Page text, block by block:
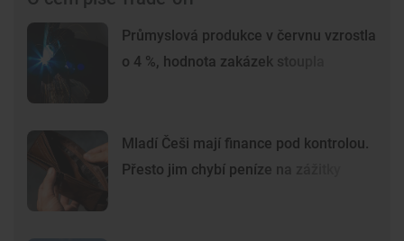
Průmyslová produkce v červnu vzrostla
o 4 %, hodnota zakázek stoupla
Mladí Češi mají finance pod kontrolou.
Přesto jim chybí peníze na zážitky